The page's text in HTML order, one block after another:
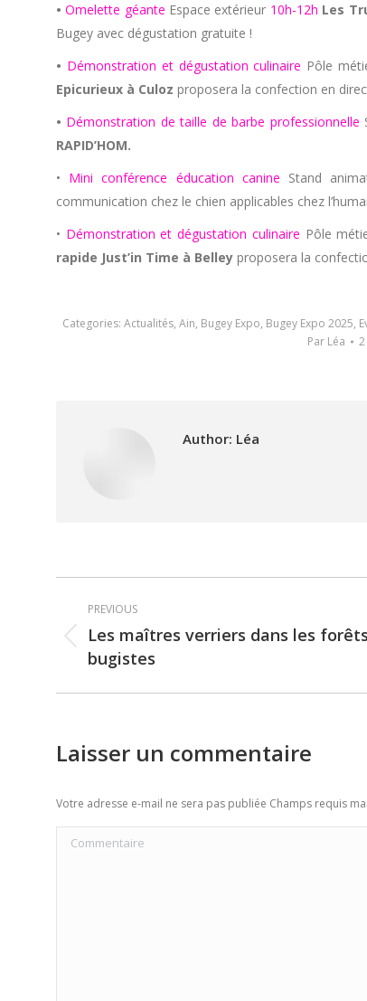
• Omelette géante Espace extérieur 10h-12h Les
Bugey avec dégustation gratuite !
• Démonstration et dégustation culinaire Pôle
Epicurieux à Culoz proposera la confection en
• Démonstration de taille de barbe professionnelle
RAPID’HOM.
• Mini conférence éducation canine Stand
communication chez le chien applicables chez
• Démonstration et dégustation culinaire Pôle
rapide Just’in Time à Belley proposera la
Categories: Actualités, Ain, Bugey Expo, Bugey Expo 2025,
Par Léa
Author: Léa
Post
navigation
PREVIOUS
Previous
post:
Les maîtres verriers dans les forêts
bugistes
Laisser un commentaire
Votre adresse e-mail ne sera pas publiée Champs requis
Commentaire